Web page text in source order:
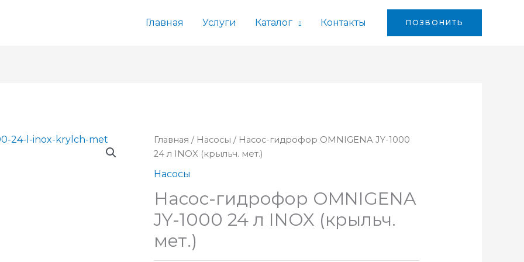
Главная Услуги Каталог Контакты ПОЗВОНИТЬ
Главная / Насосы / Насос-гидрофор OMNIGENA JY-1000
24 л INOX (крыльч. мет.)
Насосы
Насос-гидрофор OMNIGENA
JY-1000 24 л INOX (крыльч.
мет.)